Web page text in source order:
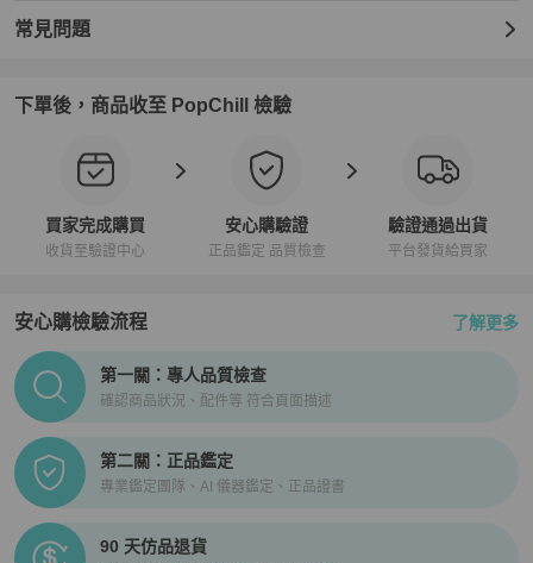
常見問題
下單後，商品收至 PopChill 檢驗
買家完成購買
收貨至驗證中心
安心購驗證
正品鑑定 品質檢查
驗證通過出貨
平台發貨給買家
安心購檢驗流程 了解更多
PopChill拍拍圈正品驗證、安心購檢驗流程介紹
第一關：專人品質檢查
確認商品狀況、配件等 符合頁面描述
第二關：正品鑑定
專業鑑定團隊、AI 儀器鑑定、正品證書
90 天仿品退貨